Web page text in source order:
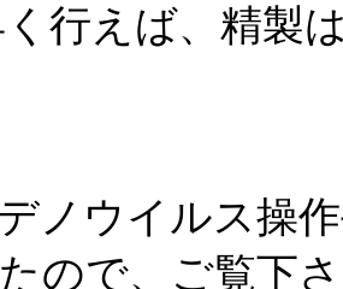
行えば、精製
ノウイルス操
ので、ご覧下